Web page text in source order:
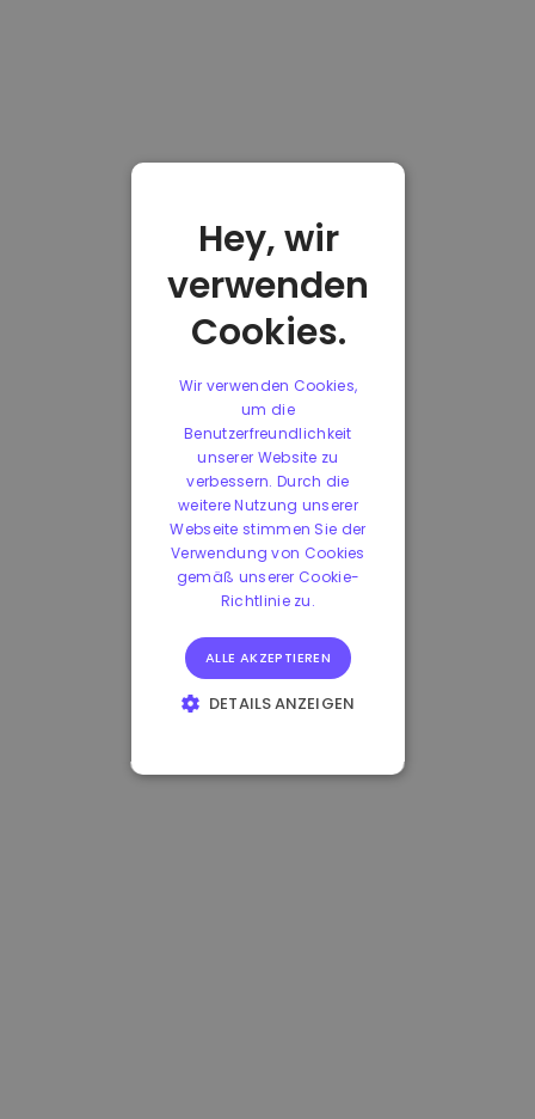
Hey, wir
verwenden
Cookies.
Wir verwenden Cookies,
um die
Benutzerfreundlichkeit
unserer Website zu
verbessern. Durch die
weitere Nutzung unserer
Webseite stimmen Sie der
Verwendung von Cookies
gemäß unserer Cookie-
Richtlinie zu.
ALLE AKZEPTIEREN
DETAILS ANZEIGEN